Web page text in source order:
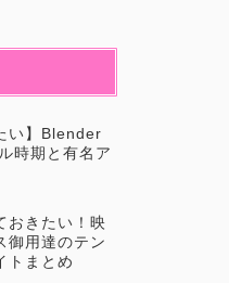
い】Blender
時期と有名ア
おきたい！映
御用達のテン
トまとめ